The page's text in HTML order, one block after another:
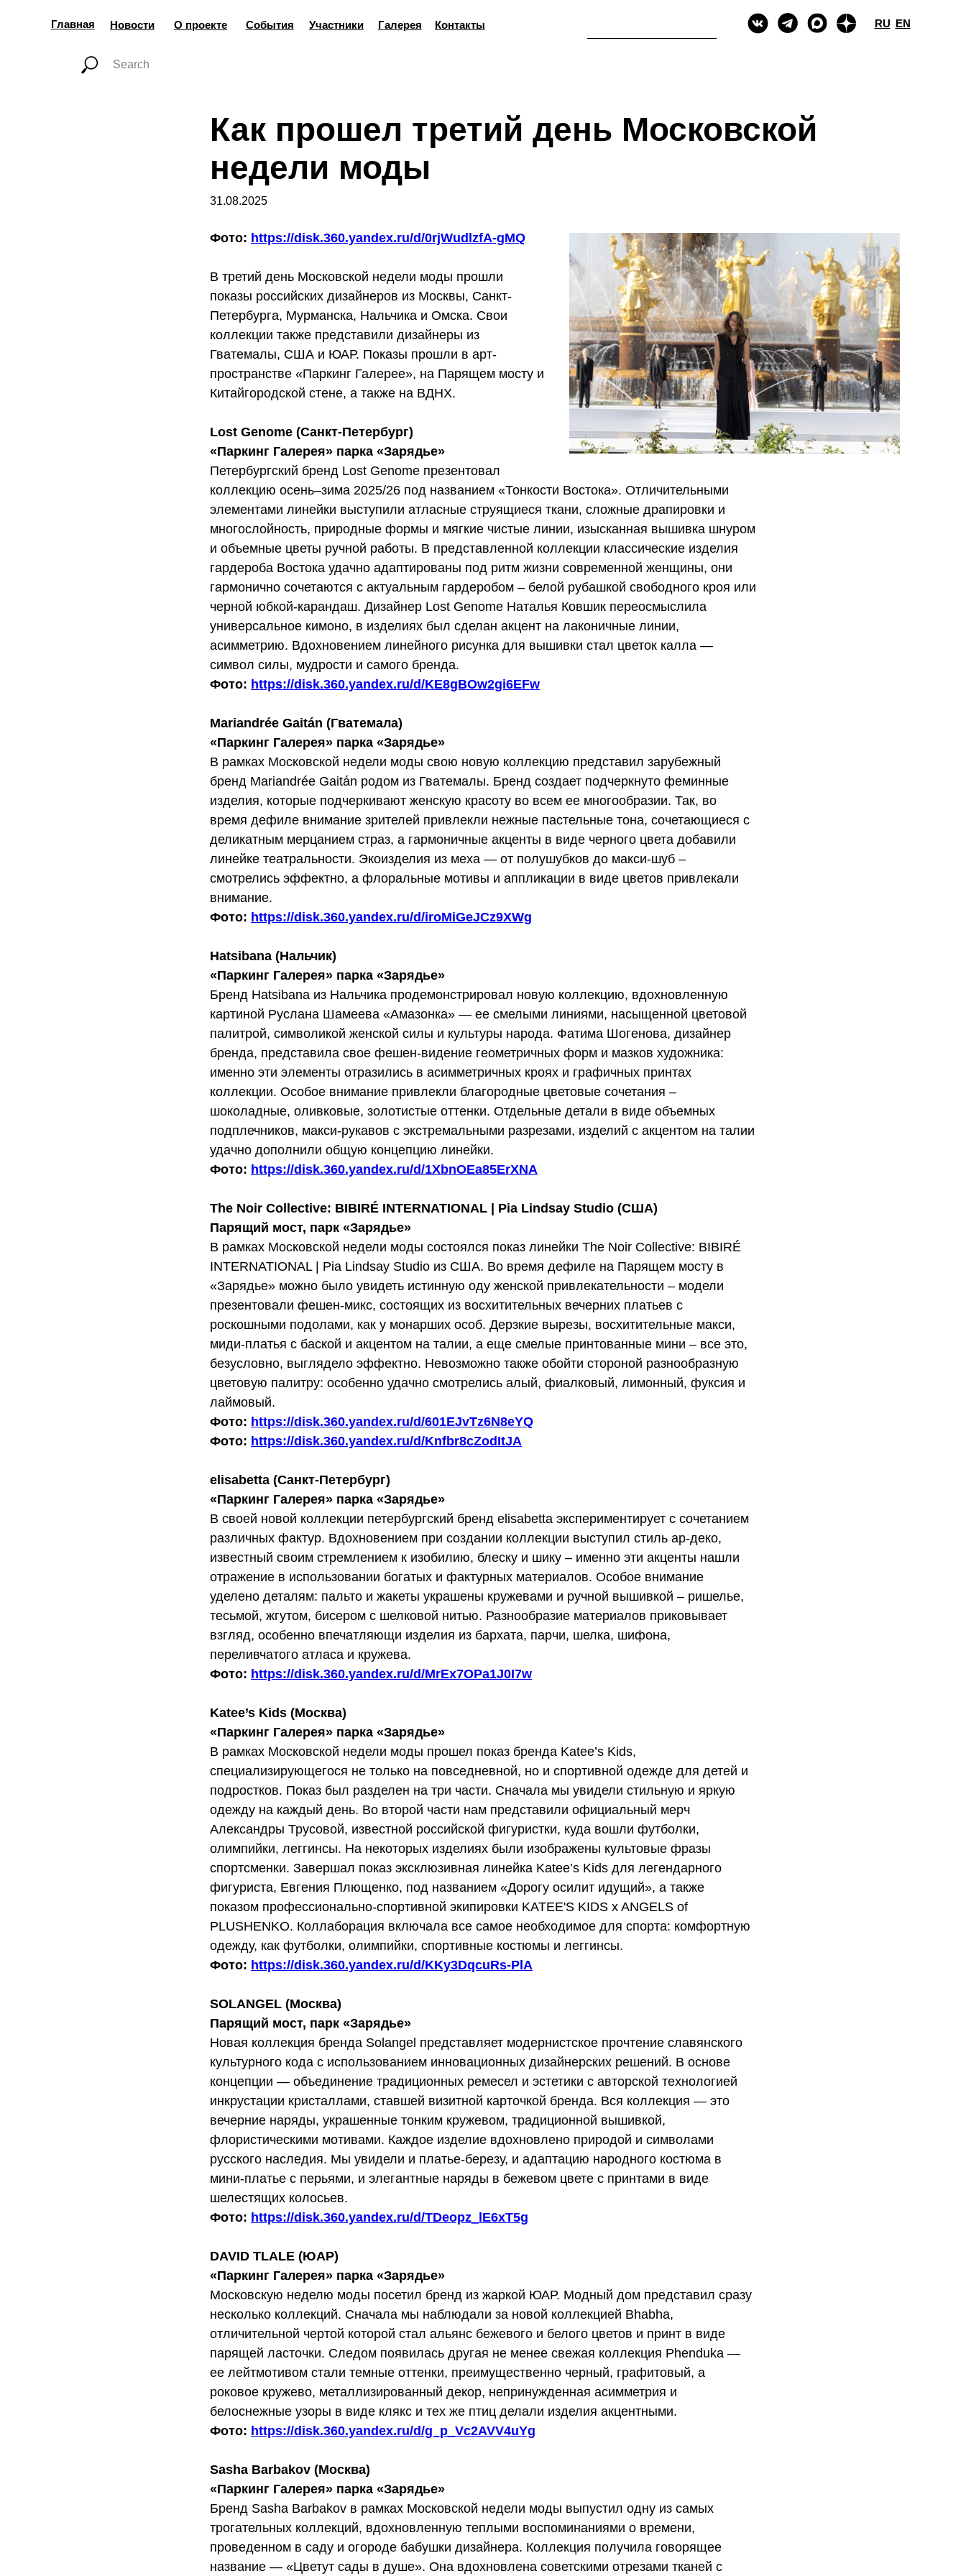
О проекте События Участники Галерея Контакты
Главная Новости RU EN
Как прошел третий день Московской
недели моды
31.08.2025
Фото: https://disk.360.yandex.ru/d/0rjWudlzfA-gMQ
В третий день Московской недели моды прошли
показы российских дизайнеров из Москвы, Санкт-
Петербурга, Мурманска, Нальчика и Омска. Свои
коллекции также представили дизайнеры из
Гватемалы, США и ЮАР. Показы прошли в арт-
пространстве «Паркинг Галерее», на Парящем мосту и
Китайгородской стене, а также на ВДНХ.
Lost Genome (Санкт-Петербург)
«Паркинг Галерея» парка «Зарядье»
Петербургский бренд Lost Genome презентовал
коллекцию осень–зима 2025/26 под названием «Тонкости Востока». Отличительными
элементами линейки выступили атласные струящиеся ткани, сложные драпировки и
многослойность, природные формы и мягкие чистые линии, изысканная вышивка шнуром
и объемные цветы ручной работы. В представленной коллекции классические изделия
гардероба Востока удачно адаптированы под ритм жизни современной женщины, они
гармонично сочетаются с актуальным гардеробом – белой рубашкой свободного кроя или
черной юбкой-карандаш. Дизайнер Lost Genome Наталья Ковшик переосмыслила
универсальное кимоно, в изделиях был сделан акцент на лаконичные линии,
асимметрию. Вдохновением линейного рисунка для вышивки стал цветок калла —
символ силы, мудрости и самого бренда.
Фото: https://disk.360.yandex.ru/d/KE8gBOw2gi6EFw
Mariandrée Gaitán (Гватемала)
«Паркинг Галерея» парка «Зарядье»
В рамках Московской недели моды свою новую коллекцию представил зарубежный
бренд Mariandrée Gaitán родом из Гватемалы. Бренд создает подчеркнуто феминные
изделия, которые подчеркивают женскую красоту во всем ее многообразии. Так, во
время дефиле внимание зрителей привлекли нежные пастельные тона, сочетающиеся с
деликатным мерцанием страз, а гармоничные акценты в виде черного цвета добавили
линейке театральности. Экоизделия из меха — от полушубков до макси-шуб –
смотрелись эффектно, а флоральные мотивы и аппликации в виде цветов привлекали
внимание.
Фото: https://disk.360.yandex.ru/d/iroMiGeJCz9XWg
Hatsibana (Нальчик)
«Паркинг Галерея» парка «Зарядье»
Бренд Hatsibana из Нальчика продемонстрировал новую коллекцию, вдохновленную
картиной Руслана Шамеева «Амазонка» — ее смелыми линиями, насыщенной цветовой
палитрой, символикой женской силы и культуры народа. Фатима Шогенова, дизайнер
бренда, представила свое фешен-видение геометричных форм и мазков художника:
именно эти элементы отразились в асимметричных кроях и графичных принтах
коллекции. Особое внимание привлекли благородные цветовые сочетания –
шоколадные, оливковые, золотистые оттенки. Отдельные детали в виде объемных
подплечников, макси-рукавов с экстремальными разрезами, изделий с акцентом на талии
удачно дополнили общую концепцию линейки.
Фото: https://disk.360.yandex.ru/d/1XbnOEa85ErXNA
The Noir Collective: BIBIRÉ INTERNATIONAL | Pia Lindsay Studio (США)
Парящий мост, парк «Зарядье»
В рамках Московской недели моды состоялся показ линейки The Noir Collective: BIBIRÉ
INTERNATIONAL | Pia Lindsay Studio из США. Во время дефиле на Парящем мосту в
«Зарядье» можно было увидеть истинную оду женской привлекательности – модели
презентовали фешен-микс, состоящих из восхитительных вечерних платьев с
роскошными подолами, как у монарших особ. Дерзкие вырезы, восхитительные макси,
миди-платья с баской и акцентом на талии, а еще смелые принтованные мини – все это,
безусловно, выглядело эффектно. Невозможно также обойти стороной разнообразную
цветовую палитру: особенно удачно смотрелись алый, фиалковый, лимонный, фуксия и
лаймовый.
Фото: https://disk.360.yandex.ru/d/601EJvTz6N8eYQ
Фото: https://disk.360.yandex.ru/d/Knfbr8cZodItJA
elisabetta (Санкт-Петербург)
«Паркинг Галерея» парка «Зарядье»
В своей новой коллекции петербургский бренд еlisabetta экспериментирует с сочетанием
различных фактур. Вдохновением при создании коллекции выступил стиль ар-деко,
известный своим стремлением к изобилию, блеску и шику – именно эти акценты нашли
отражение в использовании богатых и фактурных материалов. Особое внимание
уделено деталям: пальто и жакеты украшены кружевами и ручной вышивкой – ришелье,
тесьмой, жгутом, бисером с шелковой нитью. Разнообразие материалов приковывает
взгляд, особенно впечатляющи изделия из бархата, парчи, шелка, шифона,
переливчатого атласа и кружева.
Фото: https://disk.360.yandex.ru/d/MrEx7OPa1J0I7w
Katee’s Kids (Москва)
«Паркинг Галерея» парка «Зарядье»
В рамках Московской недели моды прошел показ бренда Katee’s Kids,
специализирующегося не только на повседневной, но и спортивной одежде для детей и
подростков. Показ был разделен на три части. Сначала мы увидели стильную и яркую
одежду на каждый день. Во второй части нам представили официальный мерч
Александры Трусовой, известной российской фигуристки, куда вошли футболки,
олимпийки, леггинсы. На некоторых изделиях были изображены культовые фразы
спортсменки. Завершал показ эксклюзивная линейка Katee’s Kids для легендарного
фигуриста, Евгения Плющенко, под названием «Дорогу осилит идущий», а также
показом профессионально-спортивной экипировки KATEE'S KIDS x ANGELS of
PLUSHENKO. Коллаборация включала все самое необходимое для спорта: комфортную
одежду, как футболки, олимпийки, спортивные костюмы и леггинсы.
Фото: https://disk.360.yandex.ru/d/KKy3DqcuRs-PlA
SOLANGEL (Москва)
Парящий мост, парк «Зарядье»
Новая коллекция бренда Solangel представляет модернистское прочтение славянского
культурного кода с использованием инновационных дизайнерских решений. В основе
концепции — объединение традиционных ремесел и эстетики с авторской технологией
инкрустации кристаллами, ставшей визитной карточкой бренда. Вся коллекция — это
вечерние наряды, украшенные тонким кружевом, традиционной вышивкой,
флористическими мотивами. Каждое изделие вдохновлено природой и символами
русского наследия. Мы увидели и платье-березу, и адаптацию народного костюма в
мини-платье с перьями, и элегантные наряды в бежевом цвете с принтами в виде
шелестящих колосьев.
Фото: https://disk.360.yandex.ru/d/TDeopz_lE6xT5g
DAVID TLALE (ЮАР)
«Паркинг Галерея» парка «Зарядье»
Московскую неделю моды посетил бренд из жаркой ЮАР. Модный дом представил сразу
несколько коллекций. Сначала мы наблюдали за новой коллекцией Bhabha,
отличительной чертой которой стал альянс бежевого и белого цветов и принт в виде
парящей ласточки. Следом появилась другая не менее свежая коллекция Phenduka —
ее лейтмотивом стали темные оттенки, преимущественно черный, графитовый, а
роковое кружево, металлизированный декор, непринужденная асимметрия и
белоснежные узоры в виде клякс и тех же птиц делали изделия акцентными.
Фото: https://disk.360.yandex.ru/d/g_p_Vc2AVV4uYg
Sasha Barbakov (Москва)
«Паркинг Галерея» парка «Зарядье»
Бренд Sasha Barbakov в рамках Московской недели моды выпустил одну из самых
трогательных коллекций, вдохновленную теплыми воспоминаниями о времени,
проведенном в саду и огороде бабушки дизайнера. Коллекция получила говорящее
название — «Цветут сады в душе». Она вдохновлена советскими отрезами тканей с